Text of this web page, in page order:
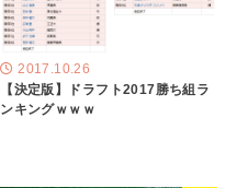
2017.10.26
【決定版】ドラフト2017勝ち組ラ
ンキングｗｗｗ